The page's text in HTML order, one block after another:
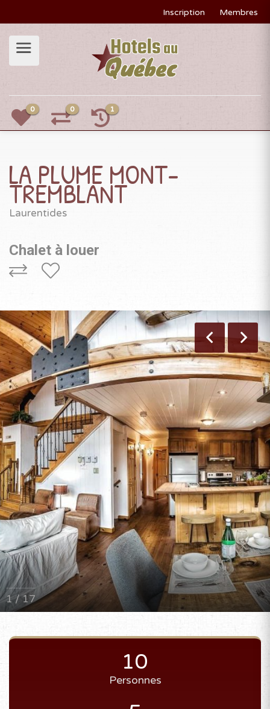
Inscription Membres
0 0 1
LA PLUME MONT-
TREMBLANT
Laurentides
Chalet à louer
1 / 17
10
Personnes